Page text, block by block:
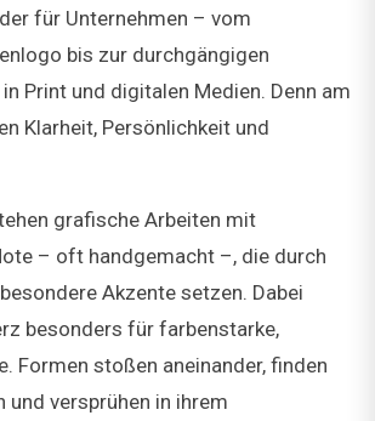
für Unternehmen – vom
bis zur durchgängigen
Print und digitalen Medien. Denn am
Klarheit, Persönlichkeit und
grafische Arbeiten mit
– oft handgemacht –, die durch
Akzente setzen. Dabei
besonders für farbenstarke,
Formen stoßen aneinander, finden
versprühen in ihrem